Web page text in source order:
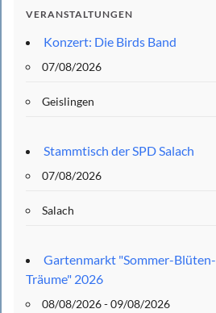
VERANSTALTUNGEN
Konzert: Die Birds Band
07/08/2026
Geislingen
Stammtisch der SPD Salach
07/08/2026
Salach
Gartenmarkt "Sommer-Blüten-
Träume" 2026
08/08/2026 - 09/08/2026